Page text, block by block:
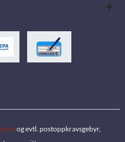
og evtl. postoppkravsgebyr,